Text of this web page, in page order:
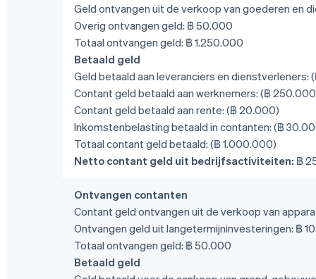
Geld ontvangen uit de verkoop van goederen en
Overig ontvangen geld: ฿ 50.000
Totaal ontvangen geld: ฿ 1.250.000
Betaald geld
Geld betaald aan leveranciers en
Contant geld betaald aan werknemers: (฿
Contant geld betaald aan rente: (฿ 20.000)
Inkomstenbelasting betaald in contanten: (฿
Totaal contant geld betaald: (฿ 1.000.000)
Netto contant geld uit bedrijfsactiviteiten: ฿
Ontvangen contanten
Contant geld ontvangen uit de verkoop van
Ontvangen geld uit langetermijninvesteringen: ฿
Totaal ontvangen geld: ฿ 50.000
Betaald geld